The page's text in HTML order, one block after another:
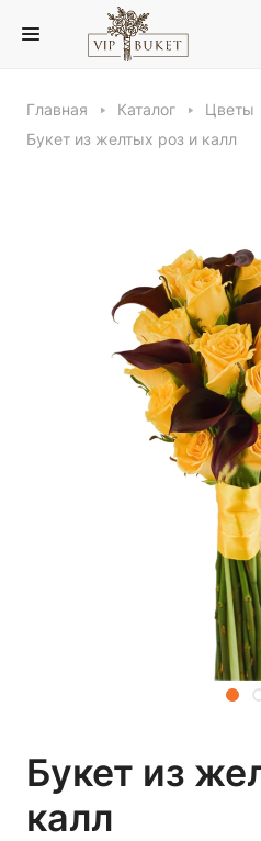
Главная Каталог Цветы
Букет из желтых роз и калл
Букет из
калл